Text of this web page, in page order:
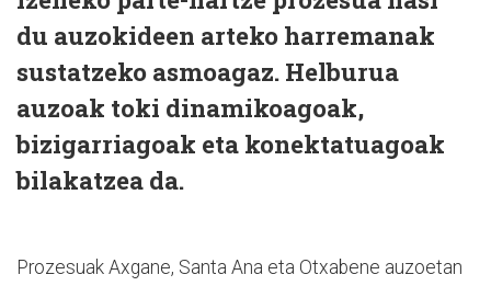
du auzokideen arteko harremanak
sustatzeko asmoagaz. Helburua
auzoak toki dinamikoagoak,
bizigarriagoak eta konektatuagoak
bilakatzea da.
Prozesuak Axgane, Santa Ana eta Otxabene auzoetan